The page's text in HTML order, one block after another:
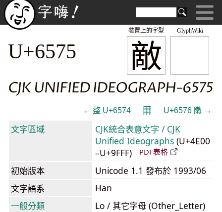
GlyphWiki
敵
裝置上的字型
U+6575
CJK UNIFIED IDEOGRAPH-6575
← 整 U+6574 𝄜 U+6576 敶 →
文字區域
CJK統合表意文字 / CJK
Unified Ideographs (U+4E00
–U+9FFF)
PDF表格
初始版本
Unicode 1.1 發布於 1993/06
文字語系
Han
一般分類
Lo / 其它字母 (Other_Letter)